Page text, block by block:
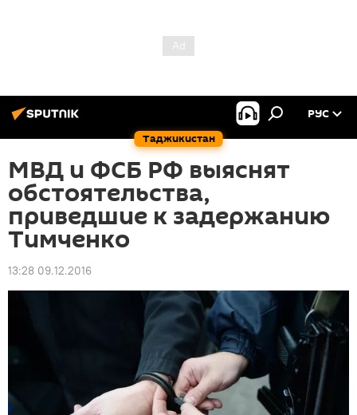
Таджикистан
РУС
МВД и ФСБ РФ выяснят
обстоятельства,
приведшие к задержанию
Тимченко
13:28 09.12.2016